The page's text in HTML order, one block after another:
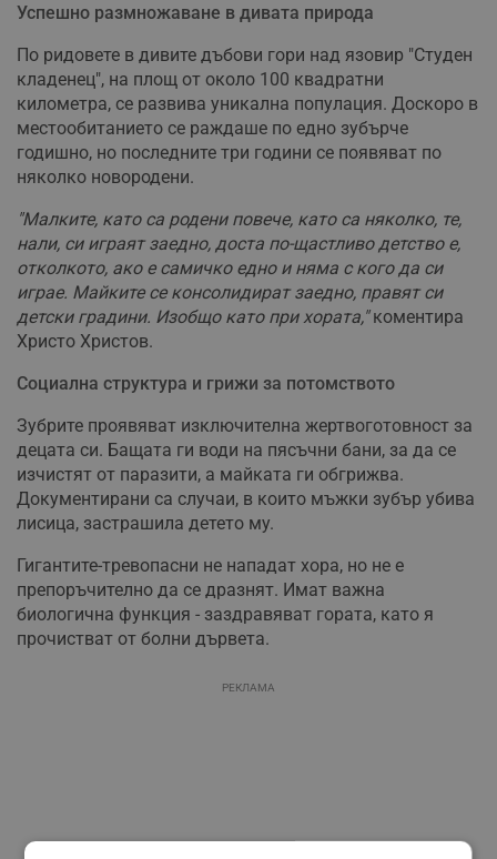
Успешно размножаване в дивата природа
По ридовете в дивите дъбови гори над язовир "Студен
кладенец", на площ от около 100 квадратни
километра, се развива уникална популация. Доскоро в
местообитанието се раждаше по едно зубърче
годишно, но последните три години се появяват по
няколко новородени.
"Малките, като са родени повече, като са няколко, те,
нали, си играят заедно, доста по-щастливо детство е,
отколкото, ако е самичко едно и няма с кого да си
играе. Майките се консолидират заедно, правят си
детски градини. Изобщо като при хората,"коментира
Христо Христов.
Социална структура и грижи за потомството
Зубрите проявяват изключителна жертвоготовност за
децата си. Бащата ги води на пясъчни бани, за да се
изчистят от паразити, а майката ги обгрижва.
Документирани са случаи, в които мъжки зубър убива
лисица, застрашила детето му.
Гигантите-тревопасни не нападат хора, но не е
препоръчително да се дразнят. Имат важна
биологична функция - заздравяват гората, като я
прочистват от болни дървета.
РЕКЛАМА